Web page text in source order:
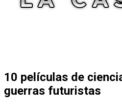
10 películas de
guerras futuristas